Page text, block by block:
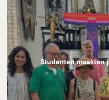
Studenten maakten